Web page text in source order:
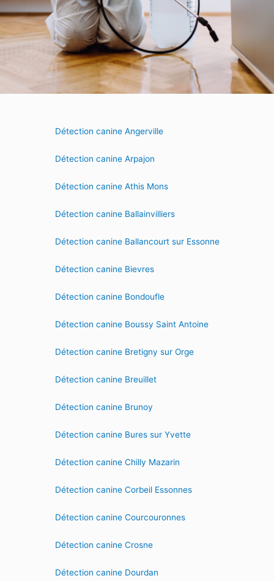
Détection canine Angerville
Détection canine Arpajon
Détection canine Athis Mons
Détection canine Ballainvilliers
Détection canine Ballancourt sur Essonne
Détection canine Bievres
Détection canine Bondoufle
Détection canine Boussy Saint Antoine
Détection canine Bretigny sur Orge
Détection canine Breuillet
Détection canine Brunoy
Détection canine Bures sur Yvette
Détection canine Chilly Mazarin
Détection canine Corbeil Essonnes
Détection canine Courcouronnes
Détection canine Crosne
Détection canine Dourdan